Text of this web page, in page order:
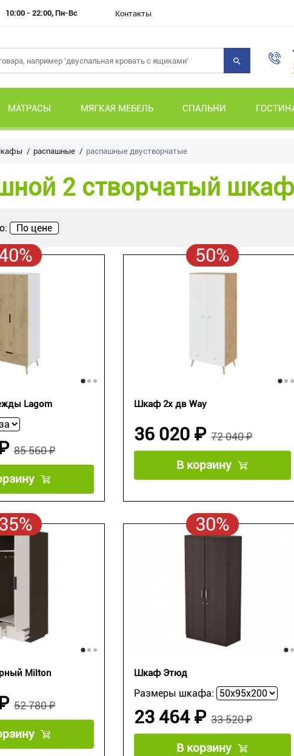
10:00 - 22:00, Пн-Вс Контакты
МАТРАСЫ МЯГКАЯ МЕБЕЛЬ СПАЛЬНИ
распашные распашные двустворчатые
2 створчатый шкаф
По цене
Lagom
85 560 ₽
50%
Шкаф 2х дв Way
72 040 ₽
36 020 ₽
В корзину
Milton
52 780 ₽
30%
Шкаф Этюд
Размеры шкафа:
33 520 ₽
23 464 ₽
В корзину